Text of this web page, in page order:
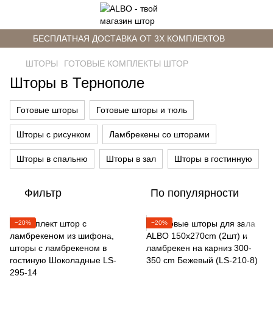
БЕСПЛАТНАЯ ДОСТАВКА ОТ 3Х КОМПЛЕКТОВ
ШТОРЫ ГОТОВЫЕ КОМПЛЕКТЫ ШТОР
Шторы в Тернополе
Готовые шторы Готовые шторы и тюль
Шторы с рисунком Ламбрекены со шторами
Шторы в спальню Шторы в зал Шторы в гостинную
Фильтр По популярности
−20% −20%